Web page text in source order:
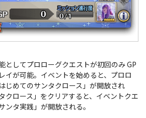
としてプロローグクエストが初回のみ GP
イが可能。イベントを始めると、プロロ
じめてのサンタクロース」が開放され
クロース」をクリアすると、イベントクエ
ンタ実践」が開放される。